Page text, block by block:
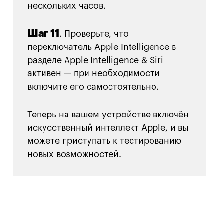
нескольких часов.
Шаг 11 . Проверьте, что
переключатель Apple Intelligence в
разделе Apple Intelligence & Siri
активен — при необходимости
включите его самостоятельно.
Теперь на вашем устройстве включён
искусственный интеллект Apple, и вы
можете приступать к тестированию
новых возможностей.